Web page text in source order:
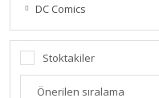
DC Comics
Stoktakiler